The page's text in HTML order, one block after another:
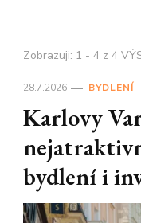
Zobrazuji: 1 - 4 z 4
28.7.2026 BYDLENÍ
Karlovy
bydlení i